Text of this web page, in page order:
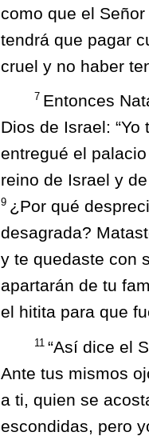
como que el
tendrá que pagar
cruel y no haber
7 Entonces
Dios de Israel:
entregué el
reino de Israel y
9 ¿Por qué
desagrada?
y te quedaste con
apartarán de tu
el hitita para que
11 “Así dice el
Ante tus mismos
a ti, quien se
escondidas, pero